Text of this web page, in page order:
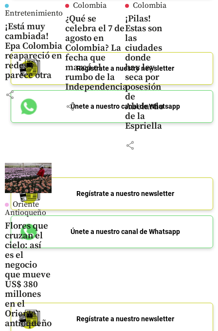
Entretenimiento
¡Está muy
cambiada!
Epa Colombia
reapareció en
redes y
parece otra
share
Colombia
¿Qué se
celebra el 7 de
agosto en
Colombia? La
fecha que
marcó el
rumbo de la
Independencia
share
Colombia
¡Pilas!
Estas son
las
ciudades
donde
hay ley
seca por
posesión
de
Abelardo
de la
Espriella
share
Oriente
Antioqueño
Flores que
cruzan el
cielo: así
es el
negocio
que mueve
US$ 380
millones
en el
Oriente
antioqueño
Regístrate a nuestro newsletter
Únete a nuestro canal de Whatsapp
Regístrate a nuestro newsletter
Únete a nuestro canal de Whatsapp
Regístrate a nuestro newsletter